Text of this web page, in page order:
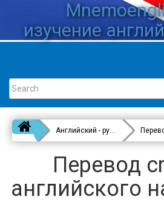
изучение
Английский - русский
Перевод
английского